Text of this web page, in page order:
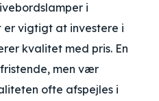
i
er vigtigt at investere i
kvalitet med pris. En
men vær
ofte afspejles i